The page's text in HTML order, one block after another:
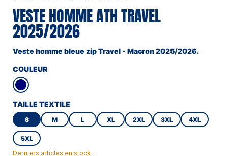
VESTE HOMME ATH TRAVEL
2025/2026
Veste homme bleue zip Travel - Macron 2025/2026.
COULEUR
TAILLE TEXTILE
S M L XL 2XL 3XL 4XL
5XL
Derniers articles en stock